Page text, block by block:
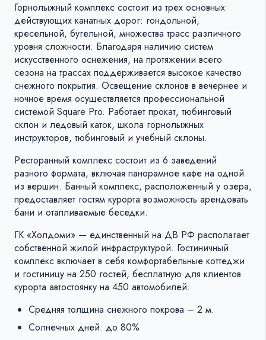
Горнолыжный комплекс состоит из трех основных
действующих канатных дорог: гондольной,
кресельной, бугельной, множества трасс различного
уровня сложности. Благодаря наличию систем
искусственного оснежения, на протяжении всего
сезона на трассах поддерживается высокое качество
снежного покрытия. Освещение склонов в вечернее и
ночное время осуществляется профессиональной
системой Square Pro. Работает прокат, тюбинговый
склон и ледовый каток, школа горнолыжных
инструкторов, тюбинговый и учебный склоны.
Ресторанный комплекс состоит из 6 заведений
разного формата, включая панорамное кафе на одной
из вершин. Банный комплекс, расположенный у озера,
предоставляет гостям курорта возможность арендовать
бани и отапливаемые беседки.
ГК «Холдоми» — единственный на ДВ РФ располагает
собственной жилой инфраструктурой. Гостиничный
комплекс включает в себя комфортабельные коттеджи
и гостиницу на 250 гостей, бесплатную для клиентов
курорта автостоянку на 450 автомобилей.
Средняя толщина снежного покрова – 2 м.
Солнечных дней: до 80%